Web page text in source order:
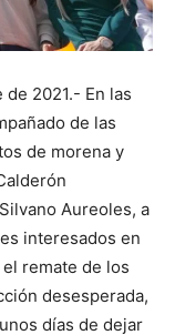
2021.- En las
de las
de morena y
Aureoles, a
interesados en
remate de los
desesperada,
días de dejar